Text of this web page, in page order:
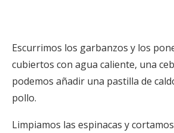
Escurrimos los garbanzos y los
cubiertos con agua caliente, una
podemos añadir una pastilla de
pollo.
Limpiamos las espinacas y